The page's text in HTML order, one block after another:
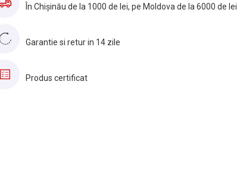
În Chișinău de la 1000 de lei, pe Moldova de la 6000 de lei
Garantie si retur in 14 zile
Produs certificat